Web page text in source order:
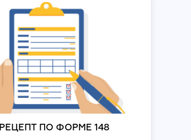
РЕЦЕПТ ПО ФОРМЕ 148